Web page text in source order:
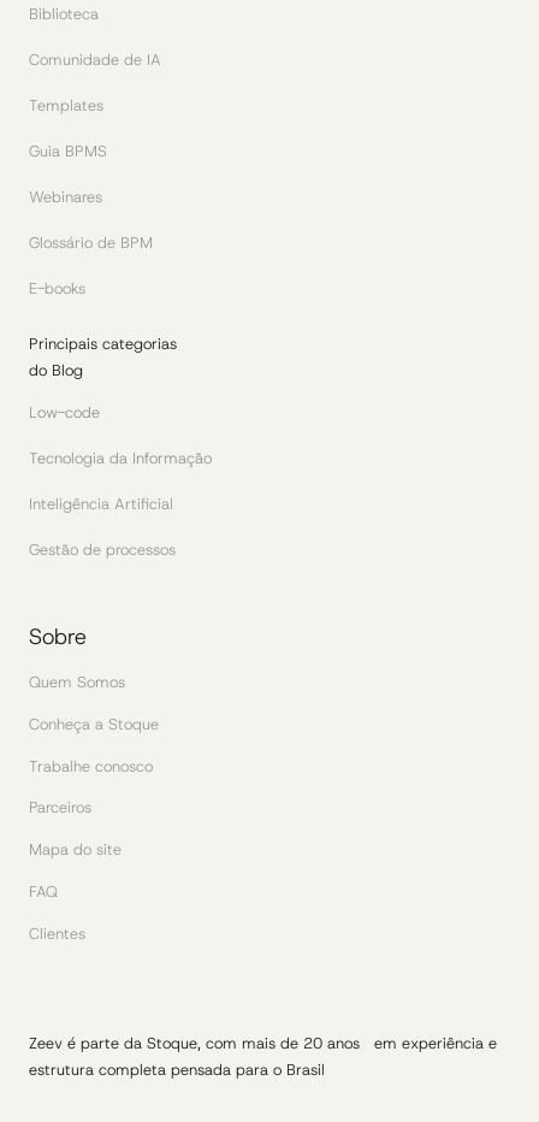
Biblioteca
Comunidade de IA
Templates
Guia BPMS
Webinares
Glossário de BPM
E-books
Principais categorias
do Blog
Low-code
Tecnologia da Informação
Inteligência Artificial
Gestão de processos
Sobre
Quem Somos
Conheça a Stoque
Trabalhe conosco
Parceiros
Mapa do site
FAQ
Clientes
Zeev é parte da Stoque, com mais de 20 anos em experiência e
estrutura completa pensada para o Brasil